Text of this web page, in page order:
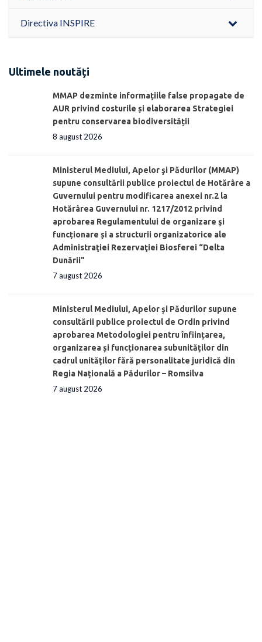
Directiva INSPIRE
Ultimele noutăți
MMAP dezminte informațiile false propagate de
AUR privind costurile și elaborarea Strategiei
pentru conservarea biodiversității
8 august 2026
Ministerul Mediului, Apelor şi Pădurilor (MMAP)
supune consultării publice proiectul de Hotărâre a
Guvernului pentru modificarea anexei nr.2 la
Hotărârea Guvernului nr. 1217/2012 privind
aprobarea Regulamentului de organizare şi
funcționare și a structurii organizatorice ale
Administraţiei Rezervaţiei Biosferei “Delta
Dunării”
7 august 2026
Ministerul Mediului, Apelor și Pădurilor supune
consultării publice proiectul de Ordin privind
aprobarea Metodologiei pentru înființarea,
organizarea și funcționarea subunităților din
cadrul unităților fără personalitate juridică din
Regia Națională a Pădurilor – Romsilva
7 august 2026